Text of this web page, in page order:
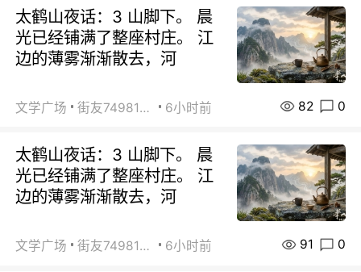
太鹤山夜话：3 山脚下。 晨
光已经铺满了整座村庄。 江
边的薄雾渐渐散去，河
文学广场 街友74981146 6小时前 82 0
太鹤山夜话：3 山脚下。 晨
光已经铺满了整座村庄。 江
边的薄雾渐渐散去，河
文学广场 街友74981146 6小时前 91 0